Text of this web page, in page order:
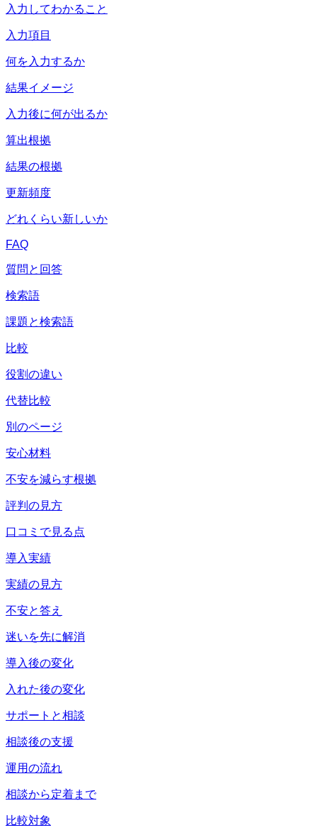
入力してわかること
入力項目
何を入力するか
結果イメージ
入力後に何が出るか
算出根拠
結果の根拠
更新頻度
どれくらい新しいか
FAQ
質問と回答
検索語
課題と検索語
比較
役割の違い
代替比較
別のページ
安心材料
不安を減らす根拠
評判の見方
口コミで見る点
導入実績
実績の見方
不安と答え
迷いを先に解消
導入後の変化
入れた後の変化
サポートと相談
相談後の支援
運用の流れ
相談から定着まで
比較対象